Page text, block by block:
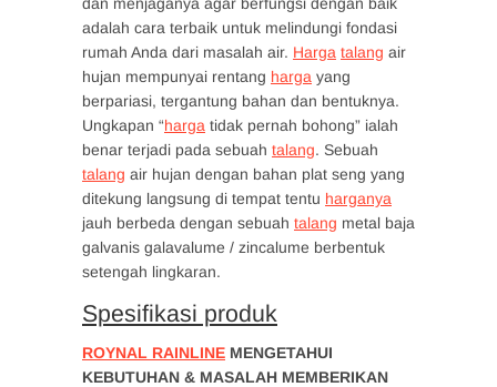
adalah cara terbaik untuk melindungi fondasi
rumah Anda dari masalah air. Harga talang air
hujan mempunyai rentang harga yang
berpariasi, tergantung bahan dan bentuknya.
Ungkapan “harga tidak pernah bohong” ialah
benar terjadi pada sebuah talang. Sebuah
talang air hujan dengan bahan plat seng yang
ditekung langsung di tempat tentu harganya
jauh berbeda dengan sebuah talang metal baja
galvanis galavalume / zincalume berbentuk
setengah lingkaran.
Spesifikasi produk
ROYNAL RAINLINE MENGETAHUI
KEBUTUHAN & MASALAH MEMBERIKAN